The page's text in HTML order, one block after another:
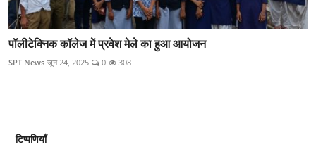
पॉलीटेक्निक कॉलेज में प्रवेश मेले का हुआ आयोजन
SPT News जून 24, 2025 0 308
टिप्पणियाँ